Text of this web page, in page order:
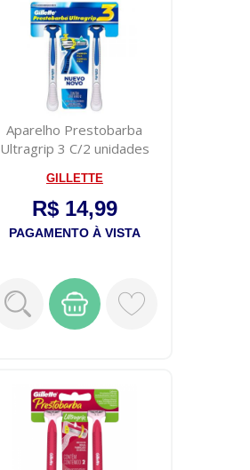
Aparelho Prestobarba
Ultragrip 3 C/2 unidades
GILLETTE
R$ 14,99
PAGAMENTO À VISTA